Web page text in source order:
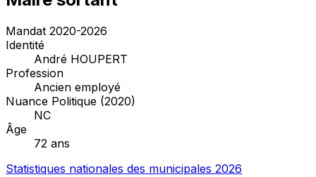
Mandat 2020-2026
Identité
André HOUPERT
Profession
Ancien employé
Nuance Politique (2020)
NC
Âge
72 ans
Statistiques nationales des municipales 2026